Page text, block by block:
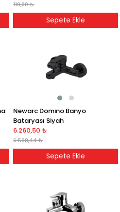
110,00 ₺
Sepete Ekle
Newarc Domino Banyo
Bataryası Siyah
6.260,50 ₺
6.508,44 ₺
Sepete Ekle